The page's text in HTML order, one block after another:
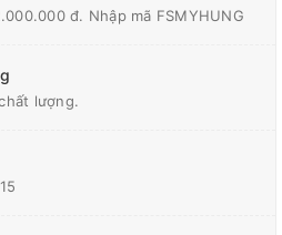
450W
đ. Nhập mã FSMYHUNG
lượng.